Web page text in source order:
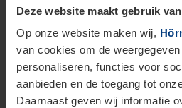
Deze website maakt gebruik
Op onze website maken wij,
van cookies om de
personaliseren, functies voor
aanbieden en de toegang tot
Daarnaast geven wij informatie